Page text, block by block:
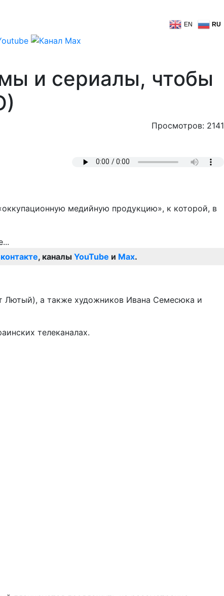
EN RU
и сериалы, чтобы
Просмотров: 2141
медийную продукцию», к которой, в
, каналы YouTube и Max.
Лютый), а также художников Ивана Семесюка и
телеканалах.